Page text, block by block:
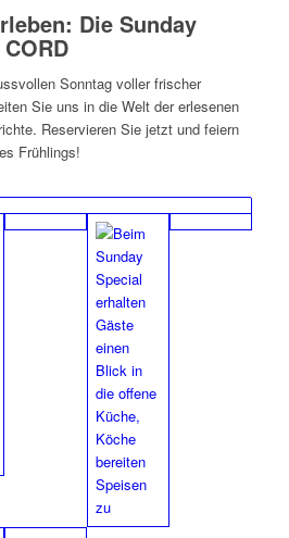
Die Sunday
Sonntag voller frischer
Sie uns in die Welt der erlesenen
Reservieren Sie jetzt und feiern
Frühlings!